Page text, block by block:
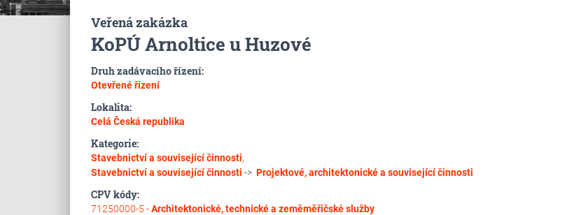
Veřená zakázka
KoPÚ Arnoltice u Huzové
Druh zadávacího řízení:
Otevřené řízení
Lokalita:
Celá Česká republika
Kategorie:
Stavebnictví a související činnosti,
Stavebnictví a související činnosti -> Projektové, architektonické a související činnosti
CPV kódy:
71250000-5 -Architektonické, technické a zeměměřičské služby